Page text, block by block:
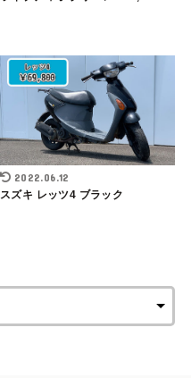
2022.06.12
スズキ レッツ4 ブラック